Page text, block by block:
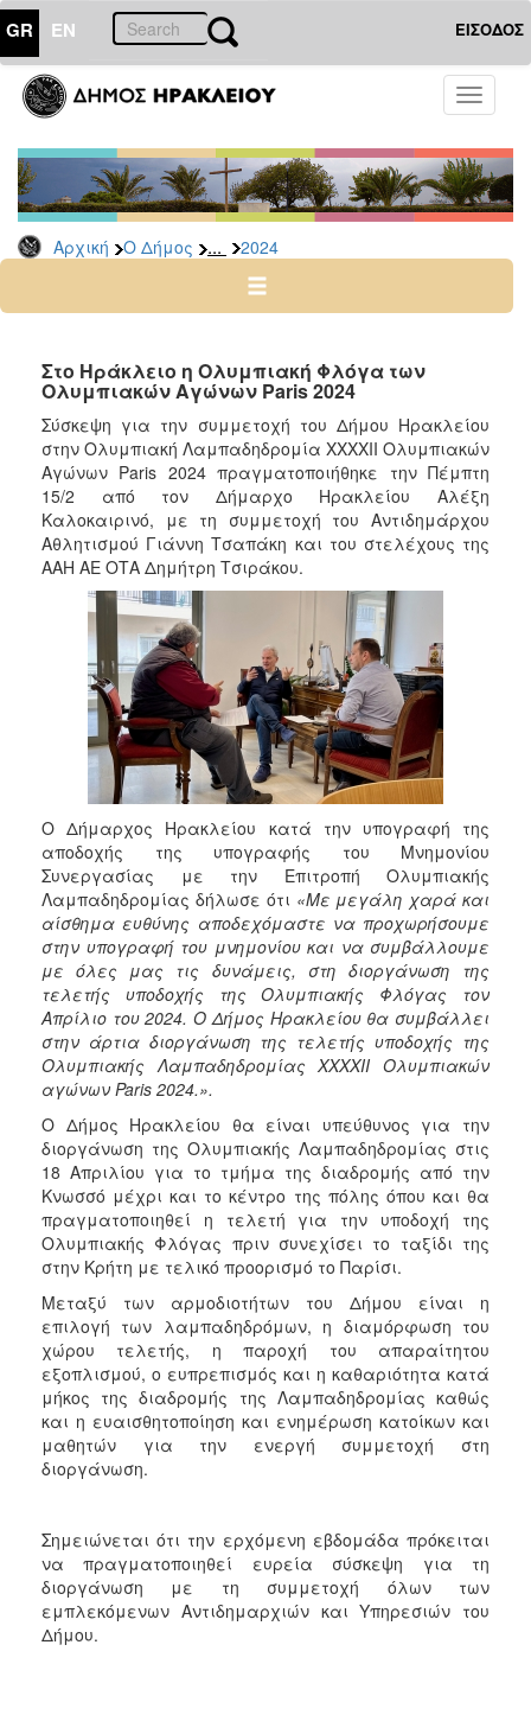
GR EN ΕΙΣΟΔΟΣ
Toggle
Αρχική Ο Δήμος ... 2024
ΔΗΜΟΣ
Δελτία
Τύπου
Αρχείο
2026
2024
2022
2021
2020
2019
2018
2017
2016
2015
2013
2012
2011
2010
ΤΟΠΟΣ
ΠΟΛΙΤΙΣΜΟΣ
ΑΝΘΕΚΤΙΚΗ
ΠΟΛΗ
Στο Ηράκλειο η Ολυμπιακή Φλόγα των
Ολυμπιακών Αγώνων Paris 2024
Σύσκεψη για την συμμετοχή του Δήμου Ηρακλείου
στην Ολυμπιακή Λαμπαδηδρομία ΧΧΧΧΙΙ Ολυμπιακών
Αγώνων Paris 2024 πραγματοποιήθηκε την Πέμπτη
15/2 από τον Δήμαρχο Ηρακλείου Αλέξη
Καλοκαιρινό, με τη συμμετοχή του Αντιδημάρχου
Αθλητισμού Γιάννη Τσαπάκη και του στελέχους της
ΑΑΗ ΑΕ ΟΤΑ Δημήτρη Τσιράκου.
Ο Δήμαρχος Ηρακλείου κατά την υπογραφή της
αποδοχής της υπογραφής του Μνημονίου
Συνεργασίας με την Επιτροπή Ολυμπιακής
Λαμπαδηδρομίας δήλωσε ότι «Με μεγάλη χαρά και
αίσθημα ευθύνης αποδεχόμαστε να προχωρήσουμε
στην υπογραφή του μνημονίου και να συμβάλλουμε
με όλες μας τις δυνάμεις, στη διοργάνωση της
τελετής υποδοχής της Ολυμπιακής Φλόγας τον
Απρίλιο του 2024. Ο Δήμος Ηρακλείου θα συμβάλλει
στην άρτια διοργάνωση της τελετής υποδοχής της
Ολυμπιακής Λαμπαδηδρομίας ΧΧΧΧΙΙ Ολυμπιακών
αγώνων Paris 2024.».
Ο Δήμος Ηρακλείου θα είναι υπεύθυνος για την
διοργάνωση της Ολυμπιακής Λαμπαδηδρομίας στις
18 Απριλίου για το τμήμα της διαδρομής από την
Κνωσσό μέχρι και το κέντρο της πόλης όπου και θα
πραγματοποιηθεί η τελετή για την υποδοχή της
Ολυμπιακής Φλόγας πριν συνεχίσει το ταξίδι της
στην Κρήτη με τελικό προορισμό το Παρίσι.
Μεταξύ των αρμοδιοτήτων του Δήμου είναι η
επιλογή των λαμπαδηδρόμων, η διαμόρφωση του
χώρου τελετής, η παροχή του απαραίτητου
εξοπλισμού, ο ευπρεπισμός και η καθαριότητα κατά
μήκος της διαδρομής της Λαμπαδηδρομίας καθώς
και η ευαισθητοποίηση και ενημέρωση κατοίκων και
μαθητών για την ενεργή συμμετοχή στη
διοργάνωση.
Σημειώνεται ότι την ερχόμενη εβδομάδα πρόκειται
να πραγματοποιηθεί ευρεία σύσκεψη για τη
διοργάνωση με τη συμμετοχή όλων των
εμπλεκόμενων Αντιδημαρχιών και Υπηρεσιών του
Δήμου.